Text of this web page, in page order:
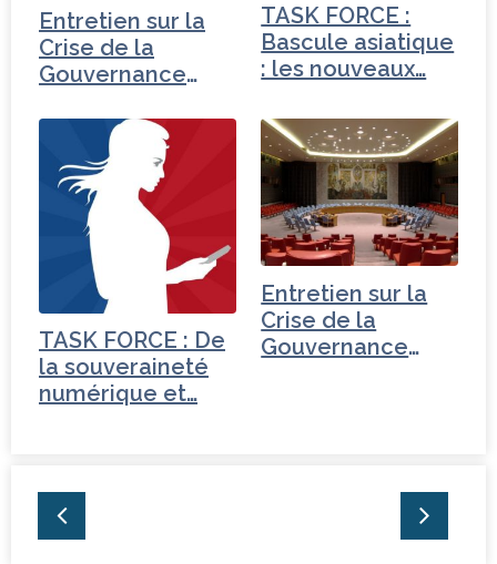
Entretien sur la
Crise de la
Gouvernance
Turquie
TASK FORCE :
Bascule asiatique
: les nouveaux…
TASK FORCE : De
la souveraineté
numérique et…
Entretien sur la
Crise de la
Gouvernance